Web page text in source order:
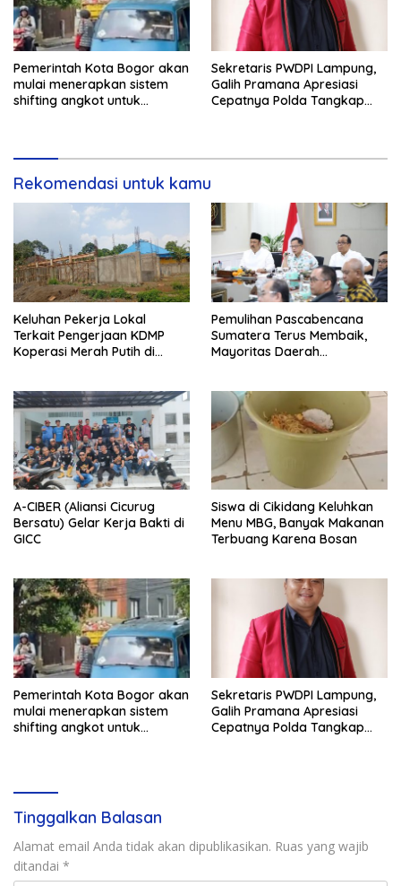
Pemerintah Kota Bogor akan
mulai menerapkan sistem
shifting angkot untuk
Sekretaris PWDPI Lampung,
Galih Pramana Apresiasi
Cepatnya Polda Tangkap
Rekomendasi untuk kamu
Keluhan Pekerja Lokal
Terkait Pengerjaan KDMP
Koperasi Merah Putih di
Pemulihan Pascabencana
Sumatera Terus Membaik,
Mayoritas Daerah
A-CIBER (Aliansi Cicurug
Bersatu) Gelar Kerja Bakti di
GICC
Siswa di Cikidang Keluhkan
Menu MBG, Banyak Makanan
Terbuang Karena Bosan
Pemerintah Kota Bogor akan
mulai menerapkan sistem
shifting angkot untuk
Sekretaris PWDPI Lampung,
Galih Pramana Apresiasi
Cepatnya Polda Tangkap
Tinggalkan Balasan
Alamat email Anda tidak akan dipublikasikan. Ruas yang wajib
ditandai *